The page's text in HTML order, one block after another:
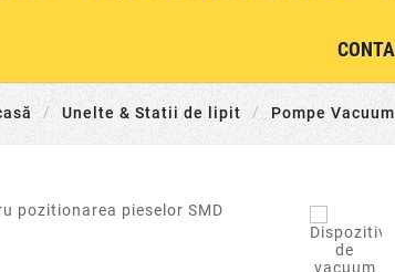
Unelte & Statii de lipit Pompe Vacuum